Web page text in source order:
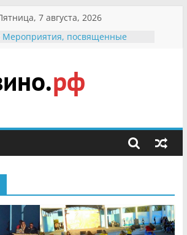
7 августа, 2026
Мероприятия, посвященные
гражданин Инжавинского округа»
участнице Великой
Отечественной, фронтовичке
Безопасность в сети Интернет
мероприятии «Сохраним
первоцветы!»
заповедника родились крапчатые
суслики